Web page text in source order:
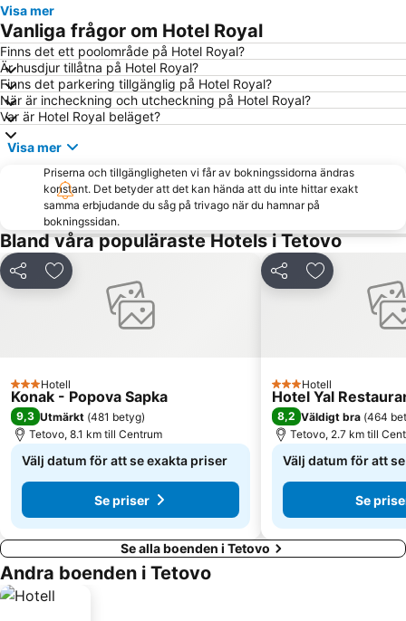
Visa mer
Vanliga frågor om Hotel Royal
Finns det ett poolområde på Hotel Royal?
Är husdjur tillåtna på Hotel Royal?
Finns det parkering tillgänglig på Hotel Royal?
När är incheckning och utcheckning på Hotel Royal?
Var är Hotel Royal beläget?
Visa mer
Priserna och tillgängligheten vi får av bokningssidorna ändras
konstant. Det betyder att det kan hända att du inte hittar exakt
samma erbjudande du såg på trivago när du hamnar på
bokningssidan.
Bland våra populäraste Hotels i Tetovo
Dela Lägg till i Mina Favoriter
3 Stjärnor
Hotell
Konak - Popova Sapka
9,3 Utmärkt (481 betyg)
Tetovo, 8.1 km till Centrum
Välj datum för att se exakta priser
Se priser
Dela Lägg till i
3 Stjärnor
Hotell
Hotel Yal
8,2 Väldigt bra (464
Tetovo, 2.7 km till
Välj datum för att
Se
Se alla boenden i Tetovo
Andra boenden i Tetovo